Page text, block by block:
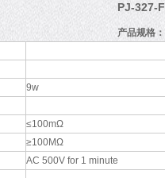
PJ-327-F
产品规格：
9w
≤100mΩ
≥100MΩ
AC 500V for 1 minute